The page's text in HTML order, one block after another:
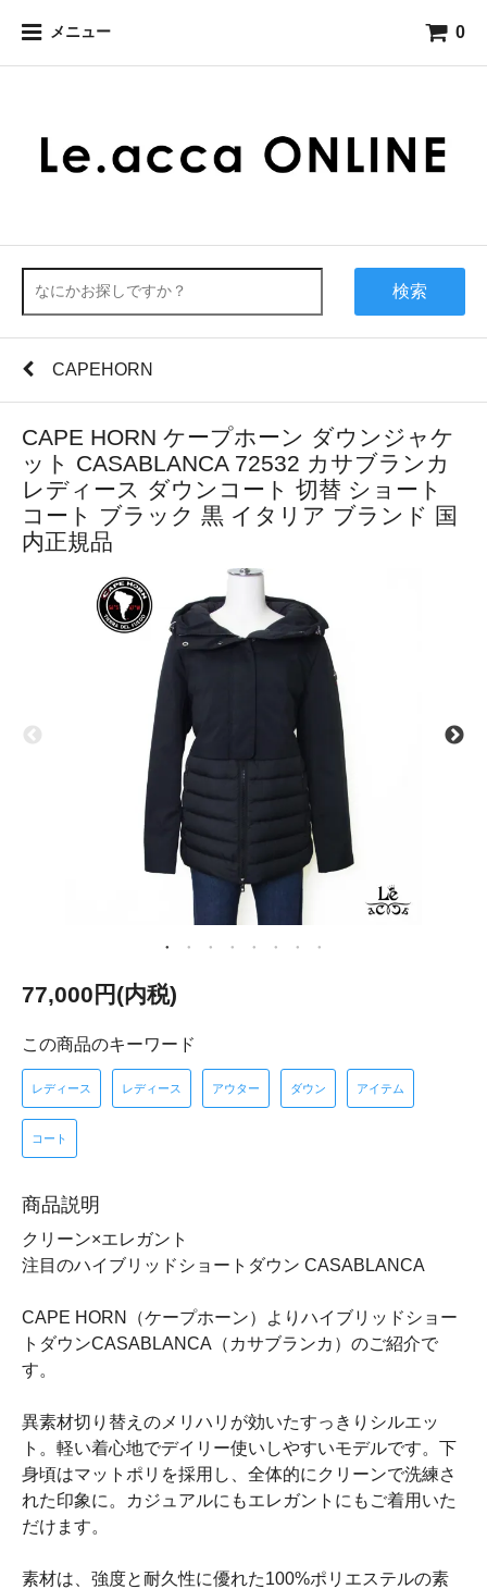
メニュー 0
検索
CAPEHORN
CAPE HORN ケープホーン ダウンジャケ
ット CASABLANCA 72532 カサブランカ
レディース ダウンコート 切替 ショート
コート ブラック 黒 イタリア ブランド 国
内正規品
77,000円(内税)
この商品のキーワード
レディース レディース アウター ダウン アイテム
コート
商品説明
クリーン×エレガント
注目のハイブリッドショートダウン CASABLANCA
CAPE HORN（ケープホーン）よりハイブリッドショー
トダウンCASABLANCA（カサブランカ）のご紹介で
す。
異素材切り替えのメリハリが効いたすっきりシルエッ
ト。軽い着心地でデイリー使いしやすいモデルです。下
身頃はマットポリを採用し、全体的にクリーンで洗練さ
れた印象に。カジュアルにもエレガントにもご着用いた
だけます。
素材は、強度と耐久性に優れた100%ポリエステルの素